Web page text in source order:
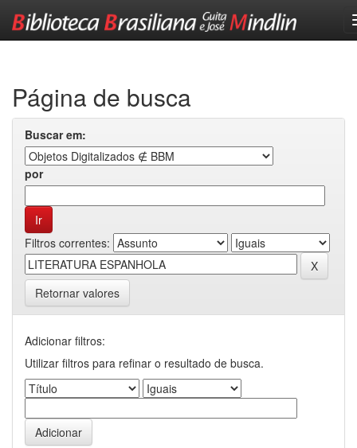
Página de busca
Buscar em:
por
Filtros correntes:
Retornar valores
Adicionar filtros:
Utilizar filtros para refinar o resultado de busca.